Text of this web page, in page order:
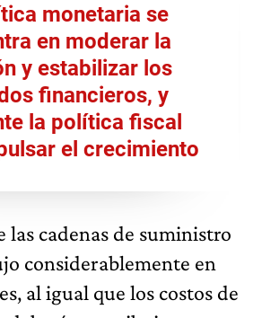
monetaria se
en moderar la
y estabilizar los
financieros, y
la política fiscal
el crecimiento
las cadenas de suministro
considerablemente en
al igual que los costos de